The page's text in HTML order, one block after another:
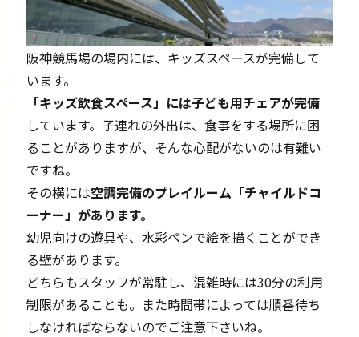
阪神競馬場の場内には、キッズスペースが完備して
います。
「キッズ飲食スペース」には子ども用チェアが完備
しています。子連れの外出は、食事をする場所に困
ることがありますが、そんな心配がないのは有難い
ですね。
その横には空調完備のプレイルーム「チャイルドコ
ーナー」があります。
幼児向けの遊具や、水彩ペンで絵を描くことができ
る壁があります。
どちらもスタッフが常駐し、混雑時には30分の利用
制限があることも。また時間帯によっては順番待ち
しなければならないのでご注意下さいね。